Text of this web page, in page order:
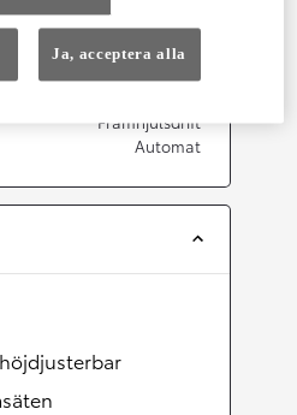
Framhjulsdrift
Automat
Ja, acceptera alla